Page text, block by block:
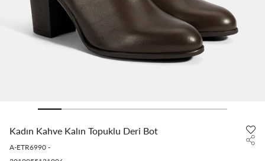
Kadın Kahve Kalın Topuklu Deri Bot
A-ETR6990 -